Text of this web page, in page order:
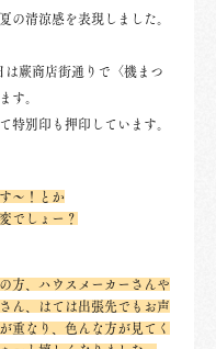
の清涼感を表現しました。
は蕨商店街通りで〈機まつ
す。
特別印も押印しています。
～！とか
でしょー？
方、ハウスメーカーさんや
ん、はては出張先でもお声
重なり、色んな方が見てく